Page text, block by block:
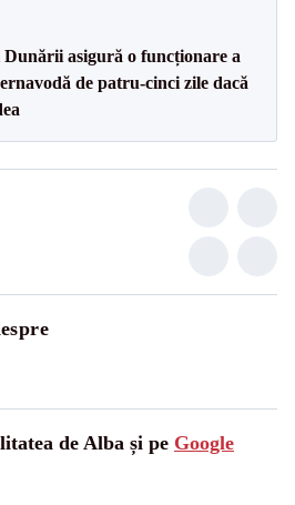
asigură o funcționare a
de patru-cinci zile dacă
de Alba și pe Google